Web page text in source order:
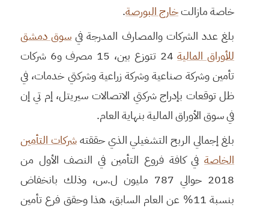
خاصة مازالتخارج البورصة.
بلغ عدد الشركات والمصارف المدرجة في سوق دمشق
للأوراق المالية
24 تتوزع بين، 15 مصرف و6 شركات
تأمين وشركة صناعية وشركة زراعية وشركتي خدمات، في
ظل توقعات بإدراج شركتي الاتصالات سيريتل، إم تي إن
في سوق الأوراق المالية بنهاية العام.
بلغ إجمالي الربح التشغيلي الذي حققتهشركات التأمين
الخاصةفي كافة فروع التأمين في النصف الأول من
2018 حوالي 787 مليون ل.س، وذلك بانخفاض
بنسبة 11% عن العام السابق، هذا وحقق فرع تأمين